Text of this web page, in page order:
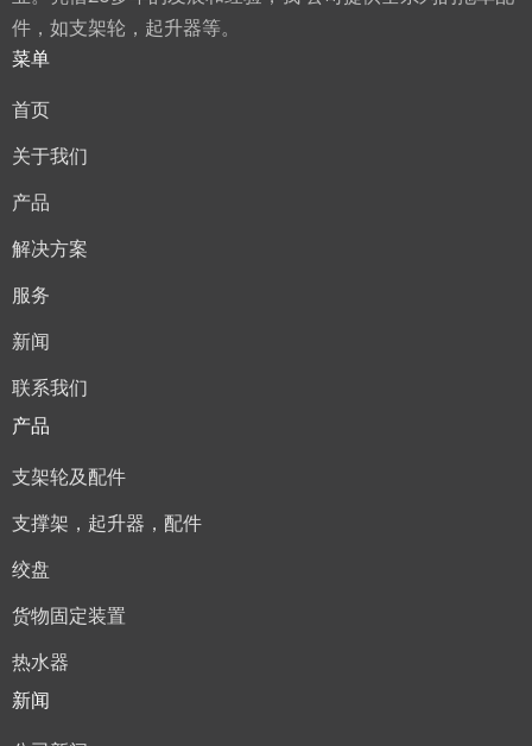
件，如支架轮，起升器等。
菜单
首页
关于我们
产品
解决方案
服务
新闻
联系我们
产品
支架轮及配件
支撑架，起升器，配件
绞盘
货物固定装置
热水器
新闻